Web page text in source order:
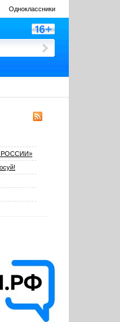
Одноклассники
РОССИИ»